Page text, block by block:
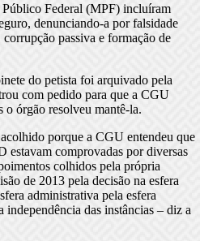
Federal (MPF) incluíram
denunciando-a por falsidade
passiva e formação de
do petista foi arquivado pela
com pedido para que a CGU
o órgão resolveu mantê-la.
porque a CGU entendeu que
estavam comprovadas por diversas
colhidos pela própria
de 2013 pela decisão na esfera
administrativa pela esfera
independência das instâncias – diz a